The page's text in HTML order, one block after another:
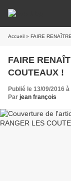
Accueil » FAIRE
FAIRE
COUTEAUX !
Publié le 13/09/2016
Par jean françois